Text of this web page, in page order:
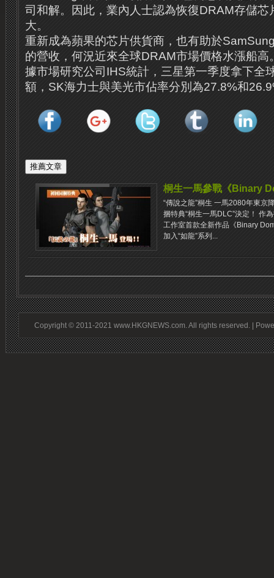
司和解。因此，業內人士認為恢復DRAM存儲芯
大。
重新成為蘋果的芯片供貨商，也有助於
的營收，何況近來全球DRAM市場價格水漲船高
據市場研究公司IHS統計，三星第一季度拿下全
額，SK海力士與美光市佔率分別為27.8%和
桐生一馬參戰《Binary
“傳說之龍”桐生 ​​一馬2080年東京
捆特典“桐生一馬DLC”決定！ 作
工作室首款全新作品《Binary
加入“如龍”系列...
Copyright © 2011-2021 www.HKGNEWS.com. All rights reserved. |